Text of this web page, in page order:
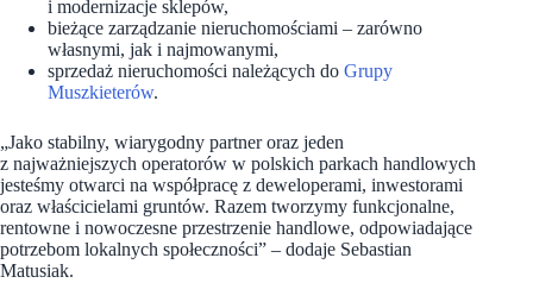
i modernizacje sklepów,
bieżące zarządzanie nieruchomościami – zarówno
własnymi, jak i najmowanymi,
sprzedaż nieruchomości należących do Grupy
Muszkieterów.
„Jako stabilny, wiarygodny partner oraz jeden
z najważniejszych operatorów w polskich parkach handlowych
jesteśmy otwarci na współpracę z deweloperami, inwestorami
oraz właścicielami gruntów. Razem tworzymy funkcjonalne,
rentowne i nowoczesne przestrzenie handlowe, odpowiadające
potrzebom lokalnych społeczności” – dodaje Sebastian
Matusiak.